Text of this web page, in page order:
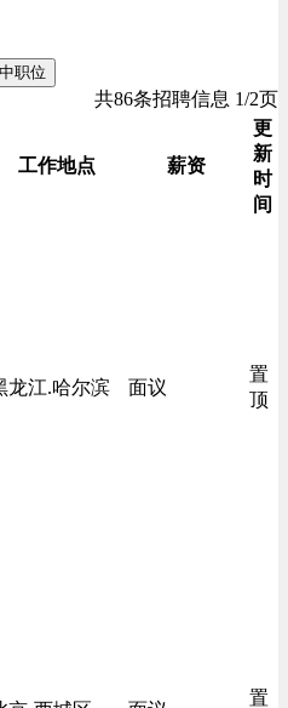
职位
共86条招聘信息 1/2页
工作地点 薪资
更
新
时
间
龙江.哈尔滨 面议
置
顶
置